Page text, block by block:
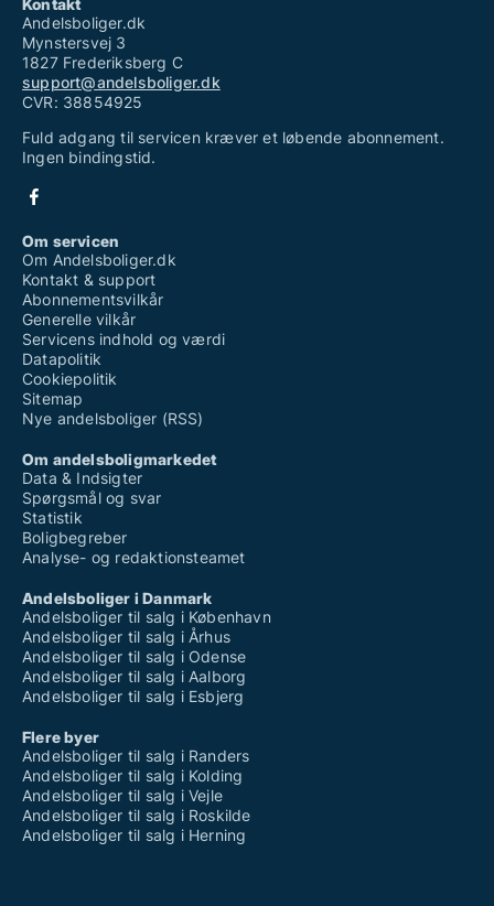
Kontakt
Andelsboliger.dk
Mynstersvej 3
1827 Frederiksberg C
support@andelsboliger.dk
CVR: 38854925
Fuld adgang til servicen kræver et løbende abonnement.
Ingen bindingstid.
Om servicen
Om Andelsboliger.dk
Kontakt & support
Abonnementsvilkår
Generelle vilkår
Servicens indhold og værdi
Datapolitik
Cookiepolitik
Sitemap
Nye andelsboliger (RSS)
Om andelsboligmarkedet
Data & Indsigter
Spørgsmål og svar
Statistik
Boligbegreber
Analyse- og redaktionsteamet
Andelsboliger i Danmark
Andelsboliger til salg i København
Andelsboliger til salg i Århus
Andelsboliger til salg i Odense
Andelsboliger til salg i Aalborg
Andelsboliger til salg i Esbjerg
Flere byer
Andelsboliger til salg i Randers
Andelsboliger til salg i Kolding
Andelsboliger til salg i Vejle
Andelsboliger til salg i Roskilde
Andelsboliger til salg i Herning